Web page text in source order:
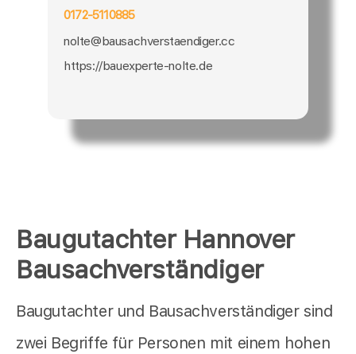
Baugutachter Hannover
Bausachverständiger
Baugutachter und Bausachverständiger sind
zwei Begriffe für Personen mit einem hohen
0172-5110885
nolte@bausachverstaendiger.cc
https://bauexperte-nolte.de